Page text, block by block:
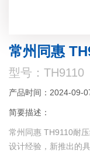
常州同惠
型号：TH9110
产品时间：2024-09-
简要描述：
常州同惠 TH9110耐
设计经验，新推出的